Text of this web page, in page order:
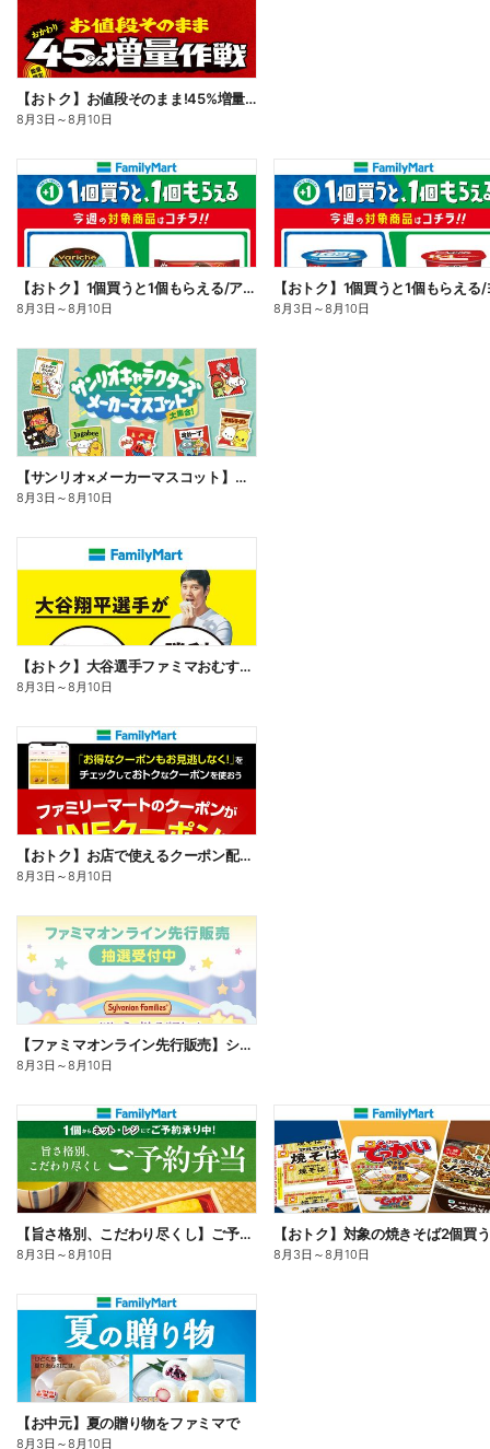
【おトク】お値段そのまま!45%増量作戦!
8月3日 ～8月10日
【おトク】1個買うと1個もらえる/アイス
8月3日 ～8月10日 8月3日 ～8月10日
【サンリオ×メーカーマスコット】オリジナルグッズ貰える!
8月3日 ～8月10日
【おトク】大谷選手ファミマおむすび割
8月3日 ～8月10日
【おトク】お店で使えるクーポン配信中
8月3日 ～8月10日
【ファミマオンライン先行販売】シルバニアファミリー
8月3日 ～8月10日
【旨さ格別、こだわり尽くし】ご予約弁当
8月3日 ～8月10日 8月3日 ～8月10日
【お中元】夏の贈り物をファミマで
8月3日 ～8月10日